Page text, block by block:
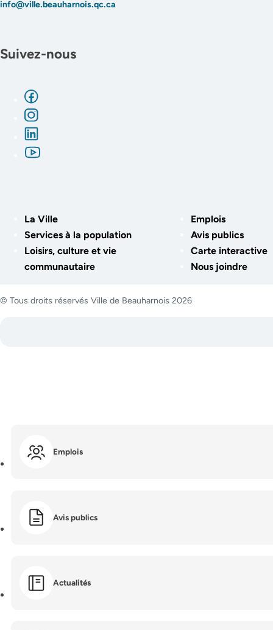
info@ville.beauharnois.qc.ca
Suivez-nous
La Ville
Services à la population
Loisirs, culture et vie
communautaire
Emplois
Avis publics
Carte interactive
Nous joindre
© Tous droits réservés Ville de Beauharnois 2026
Emplois
Avis publics
Actualités